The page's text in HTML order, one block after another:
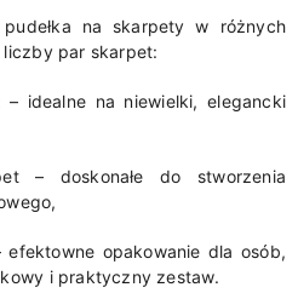
na skarpety w różnych
liczby par skarpet:
idealne na niewielki, elegancki
– doskonałe do stworzenia
opakowanie dla osób,
i praktyczny zestaw.